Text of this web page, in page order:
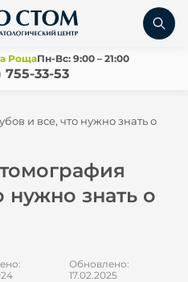
РощаПн-Вс: 9:00 – 21:00
755-33-53
и все, что нужно знать о
нужно знать о
Обновлено:
17.02.2025